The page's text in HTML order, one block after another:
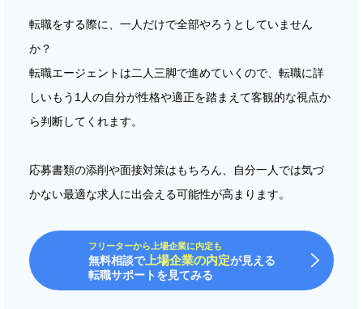
転職をする際に、一人だけで全部やろうとしていません
か？
転職エージェントは二人三脚で進めていくので、転職に詳
しいもう1人の自分が性格や適正を踏まえて客観的な視点か
ら判断してくれます。
応募書類の添削や面接対策はもちろん、自分一人では気づ
かない最適な求人に出会える可能性が高まります。
フリーターから上場企業に内定も
無料相談で上場企業の内定が見える
転職サポートを見てみる